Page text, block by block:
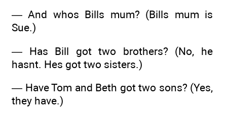
— And whos Bills mum? (Bills mum is
Sue.)
— Has Bill got two brothers? (No, he
hasnt. Hes got two sisters.)
— Have Tom and Beth got two sons? (Yes,
they have.)